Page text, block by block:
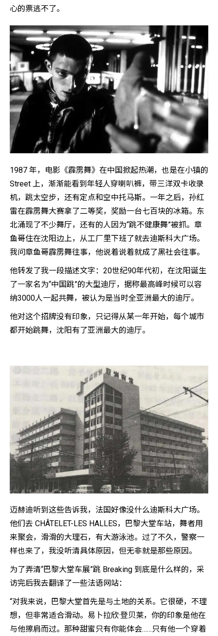
心的票逃不了。
1987 年，电影《霹雳舞》在中国掀起热潮，也是在小镇的
Street 上，渐渐能看到年轻人穿喇叭裤，带三洋双卡收录
机，跳太空步，还有定点和空中托马斯。一年之后，孙红
雷在霹雳舞大赛拿了二等奖，奖励一台七百块的冰箱。东
北涌现了不少舞厅，还有的人因为“跳不健康舞”被抓。章
鱼哥住在沈阳边上，从工厂里下班了就去迪斯科大广场。
我问章鱼哥霹雳舞往事，他说着说着就成了黑社会往事。
他转发了我一段描述文字：20世纪90年代初，在沈阳诞生
了一家名为“中国跳”的大型迪厅，据称最高峰时候可以容
纳3000人一起共舞，被认为是当时全亚洲最大的迪厅。
他对这个招牌没有印象，只记得从某一年开始，每个城市
都开始跳舞，沈阳有了亚洲最大的迪厅。
迈赫迪听到这些告诉我，法国好像没什么迪斯科大广场。
他们去 CHÂTELET-LES HALLES，巴黎大堂车站，舞者用
来聚会，滑滑的大理石，有大游泳池。过了不久，警察一
样也来了，我没听清具体原因，但无非就是那些原因。
为了弄清“巴黎大堂车展”跳 Breaking 到底是什么样的，采
访完后我去翻译了一些法语网站：
“对我来说，巴黎大堂首先是与土地的关系。它很硬，不理
想，但非常适合滑动。易卜拉欣·登贝莱，你的印象是他在
与他擦肩而过。那种甜蜜只有你能体会……只有他一个穿着